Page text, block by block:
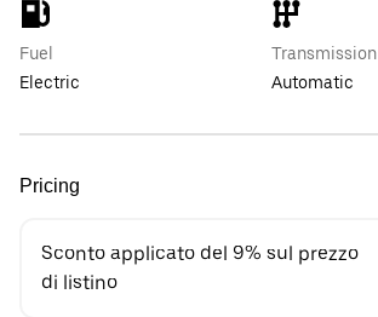
Fuel
Electric
Transmission
Automatic
Pricing
Sconto applicato del 9% sul prezzo
di listino